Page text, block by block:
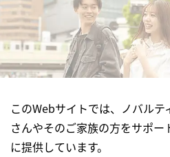
このWebサイトでは、ノバル
さんやそのご家族の方をサポ
に提供しています。